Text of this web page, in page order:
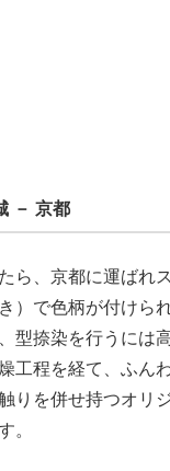
－ 京都
ら、京都に運ばれ
）で色柄が付けら
型捺染を行うには
工程を経て、ふん
りを併せ持つオリ
。